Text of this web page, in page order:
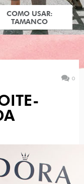
COMO USAR:
TAMANCO
0